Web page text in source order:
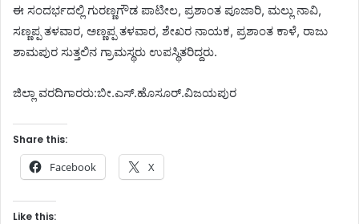
ಈ ಸಂದರ್ಭದಲ್ಲಿ ಗುರಣ್ಣಗೌಡ ಪಾಟೀಲ, ಪ್ರಶಾಂತ ಪೂಜಾರಿ, ಮಲ್ಲು ನಾವಿ,
ಸಣ್ಣಪ್ಪ ತಳವಾರ, ಅಣ್ಣಪ್ಪ ತಳವಾರ, ಶೇಖರ ನಾಯಕ, ಪ್ರಶಾಂತ ಕಾಳೆ, ರಾಜು
ಶಾಮಪುರ ಸುತ್ತಲಿನ ಗ್ರಾಮಸ್ಥರು ಉಪಸ್ಥಿತರಿದ್ದರು.
ಜಿಲ್ಲಾ ವರದಿಗಾರರು:ಬೀ.ಎಸ್.ಹೊಸೂರ್.ವಿಜಯಪುರ
Share this:
Facebook X
Like this: